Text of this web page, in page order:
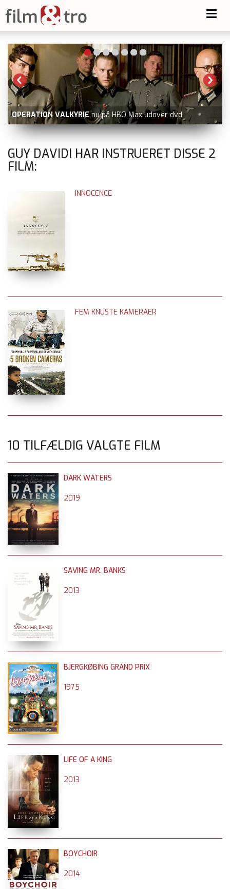
OPERATION VALKYRIE nu på HBO Max udover dvd
GUY DAVIDI HAR INSTRUERET DISSE 2
FILM:
INNOCENCE
FEM KNUSTE KAMERAER
10 TILFÆLDIG VALGTE FILM
DARK WATERS
2019
SAVING MR. BANKS
2013
BJERGKØBING GRAND PRIX
1975
LIFE OF A KING
2013
BOYCHOIR
2014